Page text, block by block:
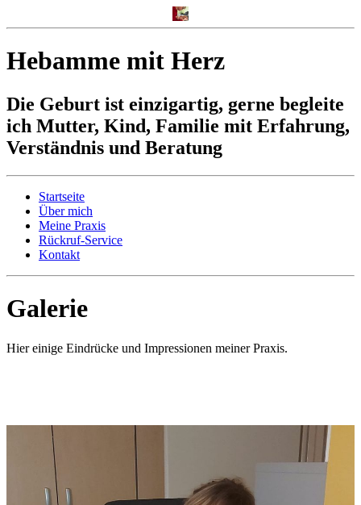
Hebamme mit Herz
Die Geburt ist einzigartig, gerne begleite
ich Mutter, Kind, Familie mit Erfahrung,
Verständnis und Beratung
Startseite
Über mich
Meine Praxis
Rückruf-Service
Kontakt
Galerie
Hier einige Eindrücke und Impressionen meiner Praxis.